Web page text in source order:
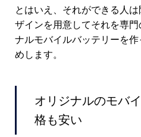
とはいえ、それができる人
ザインを用意してそれを専
ナルモバイルバッテリーを
めします。
オリジナルのモバ
格も安い